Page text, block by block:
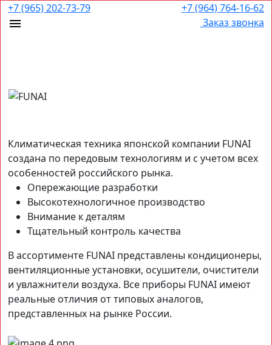
+7 (965) 202-73-79
+7 (964) 764-16-62
Заказ звонка
Климатическая техника японской компании FUNAI
создана по передовым технологиям и с учетом всех
особенностей российского рынка.
Опережающие разработки
Высокотехнологичное производство
Внимание к деталям
Тщательный контроль качества
В ассортименте FUNAI представлены кондиционеры,
вентиляционные установки, осушители, очистители
и увлажнители воздуха. Все приборы FUNAI имеют
реальные отличия от типовых аналогов,
представленных на рынке России.